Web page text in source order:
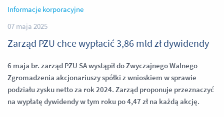
Informacje korporacyjne
07 maja 2025
Zarząd PZU chce wypłacić 3,86 mld zł dywidendy
6 maja br. zarząd PZU SA wystąpił do Zwyczajnego Walnego
Zgromadzenia akcjonariuszy spółki z wnioskiem w sprawie
podziału zysku netto za rok 2024. Zarząd proponuje przeznaczyć
na wypłatę dywidendy w tym roku po 4,47 zł na każdą akcję.